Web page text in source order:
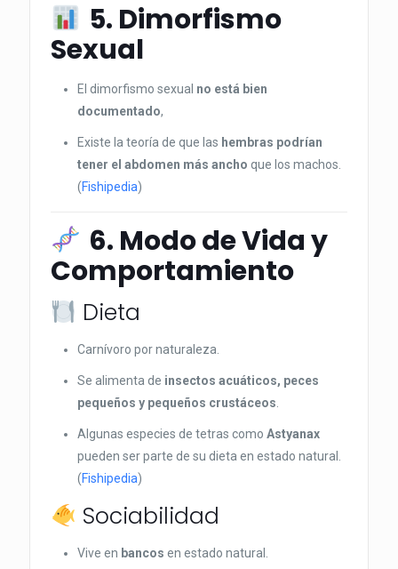
5. Dimorfismo
Sexual
El dimorfismo sexual no está bien
documentado,
Existe la teoría de que las hembras podrían
tener el abdomen más ancho que los machos.
(Fishipedia)
6. Modo de Vida y
Comportamiento
Dieta
Carnívoro por naturaleza.
Se alimenta de insectos acuáticos, peces
pequeños y pequeños crustáceos.
Algunas especies de tetras comoAstyanax
pueden ser parte de su dieta en estado natural.
(Fishipedia)
Sociabilidad
Vive en bancos en estado natural.